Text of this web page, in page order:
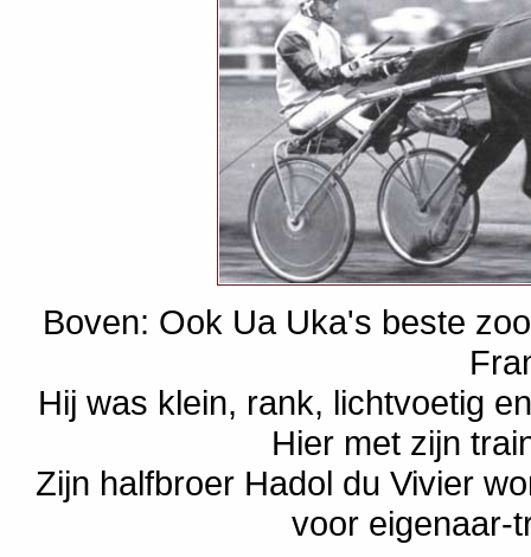
Boven: Ook Ua Uka's beste
Hij was klein, rank, lichtvoetig
Hier met zijn
Zijn halfbroer Hadol du Vivier
voor eigenaar-